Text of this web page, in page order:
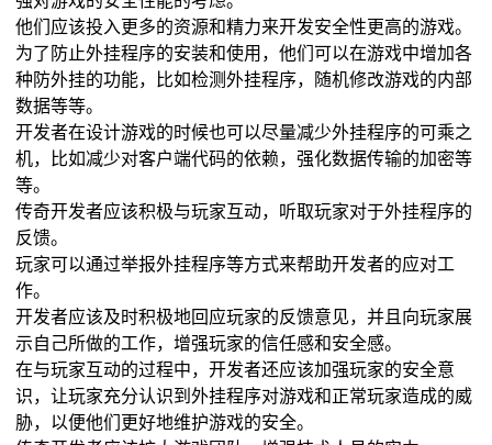
他们应该投入更多的资源和精力来开发安全性更高的游戏。
为了防止外挂程序的安装和使用，他们可以在游戏中增加各
种防外挂的功能，比如检测外挂程序，随机修改游戏的内部
数据等等。
开发者在设计游戏的时候也可以尽量减少外挂程序的可乘之
机，比如减少对客户端代码的依赖，强化数据传输的加密等
等。
传奇开发者应该积极与玩家互动，听取玩家对于外挂程序的
反馈。
玩家可以通过举报外挂程序等方式来帮助开发者的应对工
作。
开发者应该及时积极地回应玩家的反馈意见，并且向玩家展
示自己所做的工作，增强玩家的信任感和安全感。
在与玩家互动的过程中，开发者还应该加强玩家的安全意
识，让玩家充分认识到外挂程序对游戏和正常玩家造成的威
胁，以便他们更好地维护游戏的安全。